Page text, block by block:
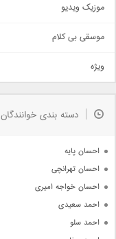
سنتی
اهنگ بندرعباسی
دمو
مذهبی
جدیدترین ها
موزیک ویدیو
موسقی بی کلام
ویژه
دسته بندی خوانندگان
احسان پایه
احسان تهرانچی
احسان خواجه امیری
احمد سعیدی
احمد سلو